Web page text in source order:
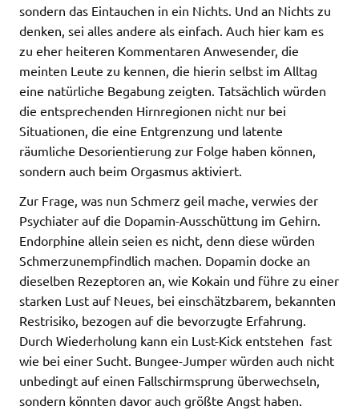
sondern das Eintauchen in ein Nichts. Und an Nichts zu
denken, sei alles andere als einfach. Auch hier kam es
zu eher heiteren Kommentaren Anwesender, die
meinten Leute zu kennen, die hierin selbst im Alltag
eine natürliche Begabung zeigten. Tatsächlich würden
die entsprechenden Hirnregionen nicht nur bei
Situationen, die eine Entgrenzung und latente
räumliche Desorientierung zur Folge haben können,
sondern auch beim Orgasmus aktiviert.
Zur Frage, was nun Schmerz geil mache, verwies der
Psychiater auf die Dopamin-Ausschüttung im Gehirn.
Endorphine allein seien es nicht, denn diese würden
Schmerzunempfindlich machen. Dopamin docke an
dieselben Rezeptoren an, wie Kokain und führe zu einer
starken Lust auf Neues, bei einschätzbarem, bekannten
Restrisiko, bezogen auf die bevorzugte Erfahrung.
Durch Wiederholung kann ein Lust-Kick entstehen  fast
wie bei einer Sucht. Bungee-Jumper würden auch nicht
unbedingt auf einen Fallschirmsprung überwechseln,
sondern könnten davor auch größte Angst haben.